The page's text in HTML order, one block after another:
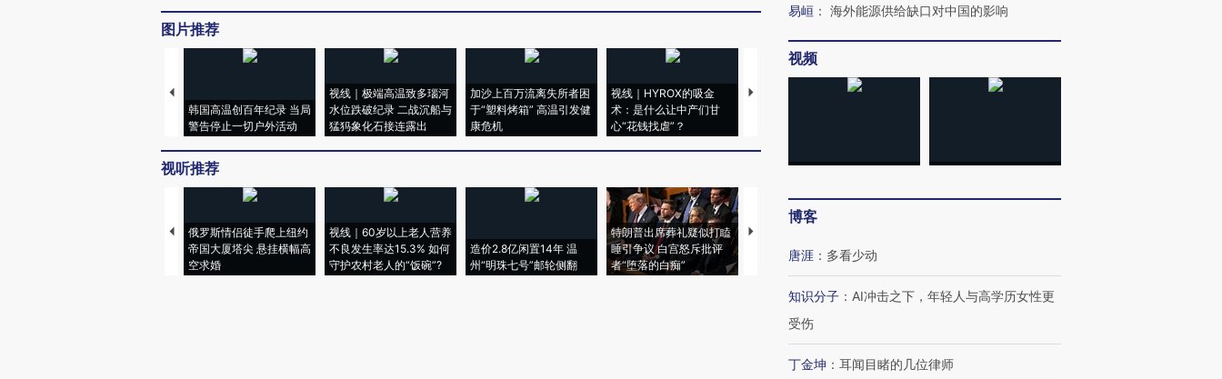
图片推荐
韩国高温创百年纪录 当局
警告停止一切户外活动
视线｜极端高温致多瑙河
水位跌破纪录 二战沉船与
猛犸象化石接连露出
加沙上百万流离失所者困
于“塑料烤箱” 高温引发健
康危机
视线｜HYROX的吸金
术：是什么让中产们甘
心“花钱找虐”？
马航飞行员跨国走私7万
视线｜被称为“蟑螂”的印
视听推荐
俄罗斯情侣徒手爬上纽约
帝国大厦塔尖 悬挂横幅高
空求婚
视线｜60岁以上老人营养
不良发生率达15.3% 如何
守护农村老人的“饭碗”?
造价2.8亿闲置14年 温
州“明珠七号”邮轮侧翻
特朗普出席葬礼疑似打瞌
睡引争议 白宫怒斥批评
者“堕落的白痴”
视线｜全球最热百城独占
97个 印度如何熬过48°C
易峘 ： 海外能源供给缺口对中国的影响
视频
博客
唐涯 ： 多看少动
知识分子 ： AI冲击之下，年轻人与高学历女性更
受伤
丁金坤 ： 耳闻目睹的几位律师